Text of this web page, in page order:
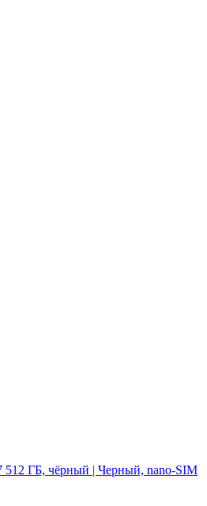
512 ГБ, чёрный | Черный, nano-SIM